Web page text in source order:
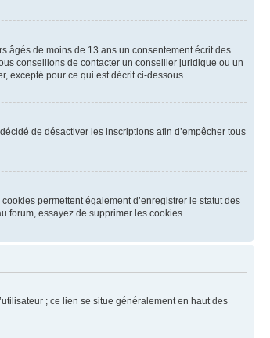
âgés de moins de 13 ans un consentement écrit des
conseillons de contacter un conseiller juridique ou un
excepté pour ce qui est décrit ci-dessous.
de désactiver les inscriptions afin d’empêcher tous
permettent également d’enregistrer le statut des
forum, essayez de supprimer les cookies.
; ce lien se situe généralement en haut des